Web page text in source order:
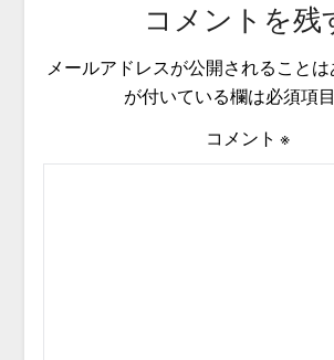
コメントを残
メールアドレスが公開されることは
が付いている欄は必須項
コメント ※